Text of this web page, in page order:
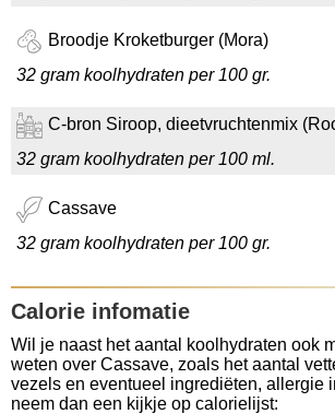
Broodje Kroketburger (Mora)
32 gram koolhydraten per 100 gr.
C-bron Siroop, dieetvruchtenmix
32 gram koolhydraten per 100 ml.
Cassave
32 gram koolhydraten per 100 gr.
Calorie infomatie
Wil je naast het aantal koolhydraten ook
weten over Cassave, zoals het aantal
vezels en eventueel ingrediëten, allergie
neem dan een kijkje op calorielijst: